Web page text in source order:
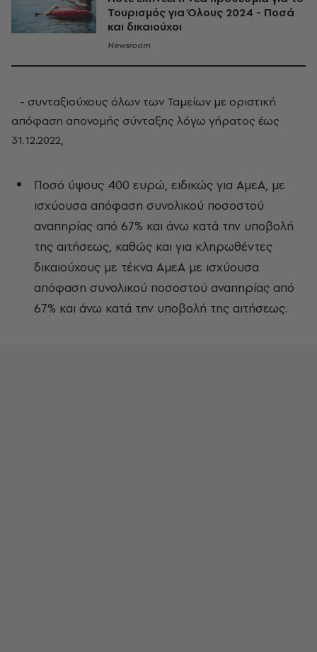
Τουρισμός για Όλους 2024 - Ποσά
και δικαιούχοι
Newsroom
- συνταξιούχους όλων των Ταμείων με οριστική
απόφαση απονομής σύνταξης λόγω γήρατος έως
31.12.2022,
Ποσό ύψους 400 ευρώ, ειδικώς για ΑμεΑ, με
ισχύουσα απόφαση συνολικού ποσοστού
αναπηρίας από 67% και άνω κατά την υποβολή
της αιτήσεως, καθώς και για κληρωθέντες
δικαιούχους με τέκνα ΑμεΑ με ισχύουσα
απόφαση συνολικού ποσοστού αναπηρίας από
67% και άνω κατά την υποβολή της αιτήσεως.